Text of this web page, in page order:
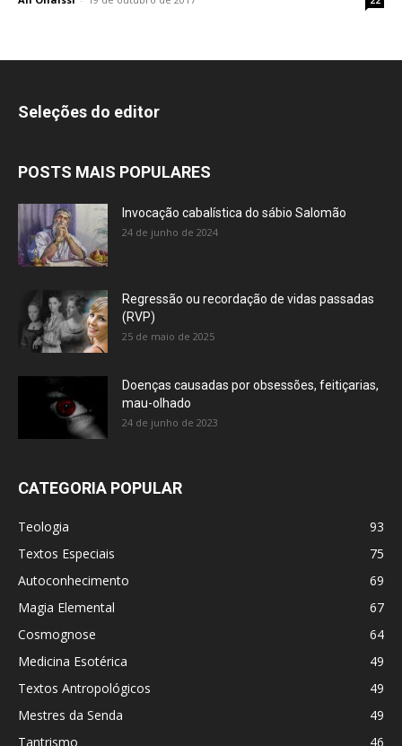
Seleções do editor
POSTS MAIS POPULARES
Invocação cabalística do sábio Salomão
24 de junho de 2024
Regressão ou recordação de vidas passadas
(RVP)
25 de maio de 2025
Doenças causadas por obsessões, feitiçarias,
mau-olhado
24 de junho de 2023
CATEGORIA POPULAR
Teologia
93
Textos Especiais
75
Autoconhecimento
69
Magia Elemental
67
Cosmognose
64
Medicina Esotérica
49
Textos Antropológicos
49
Mestres da Senda
49
Tantrismo
46